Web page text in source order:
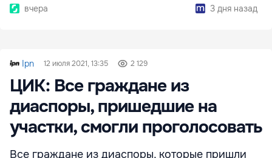
вчера
3 дня назад
Ipn 12 июля 2021, 13:35 2 129
ЦИК: Все граждане из
диаспоры, пришедшие на
участки, смогли проголосовать
Все граждане из диаспоры, которые пришли